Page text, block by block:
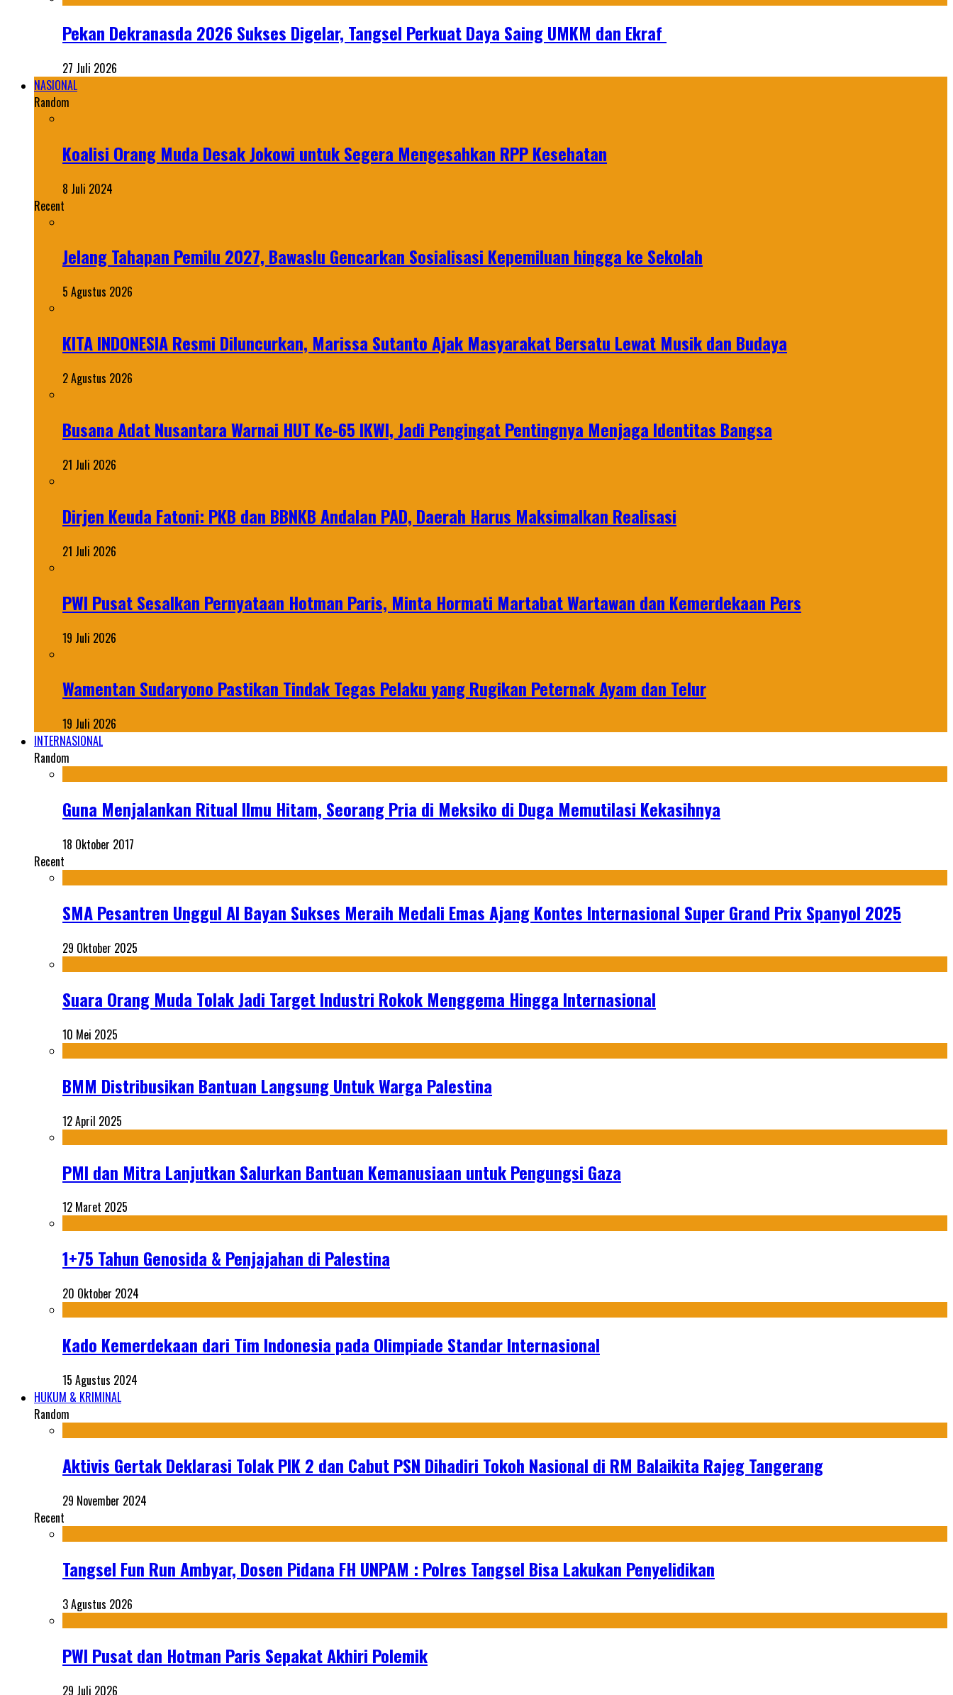
Pekan Dekranasda 2026 Sukses Digelar, Tangsel Perkuat Daya Saing UMKM dan Ekraf
27 Juli 2026
NASIONAL
Random
Koalisi Orang Muda Desak Jokowi untuk Segera Mengesahkan RPP Kesehatan
8 Juli 2024
Recent
Jelang Tahapan Pemilu 2027, Bawaslu Gencarkan Sosialisasi Kepemiluan hingga ke Sekolah
5 Agustus 2026
KITA INDONESIA Resmi Diluncurkan, Marissa Sutanto Ajak Masyarakat Bersatu Lewat Musik dan Budaya
2 Agustus 2026
Busana Adat Nusantara Warnai HUT Ke-65 IKWI, Jadi Pengingat Pentingnya Menjaga Identitas Bangsa
21 Juli 2026
Dirjen Keuda Fatoni: PKB dan BBNKB Andalan PAD, Daerah Harus Maksimalkan Realisasi
21 Juli 2026
PWI Pusat Sesalkan Pernyataan Hotman Paris, Minta Hormati Martabat Wartawan dan Kemerdekaan Pers
19 Juli 2026
Wamentan Sudaryono Pastikan Tindak Tegas Pelaku yang Rugikan Peternak Ayam dan Telur
19 Juli 2026
INTERNASIONAL
Random
Guna Menjalankan Ritual Ilmu Hitam, Seorang Pria di Meksiko di Duga Memutilasi Kekasihnya
18 Oktober 2017
Recent
SMA Pesantren Unggul Al Bayan Sukses Meraih Medali Emas Ajang Kontes Internasional Super Grand Prix Spanyol 2025
29 Oktober 2025
Suara Orang Muda Tolak Jadi Target Industri Rokok Menggema Hingga Internasional
10 Mei 2025
BMM Distribusikan Bantuan Langsung Untuk Warga Palestina
12 April 2025
PMI dan Mitra Lanjutkan Salurkan Bantuan Kemanusiaan untuk Pengungsi Gaza
12 Maret 2025
1+75 Tahun Genosida & Penjajahan di Palestina
20 Oktober 2024
Kado Kemerdekaan dari Tim Indonesia pada Olimpiade Standar Internasional
15 Agustus 2024
HUKUM & KRIMINAL
Random
Aktivis Gertak Deklarasi Tolak PIK 2 dan Cabut PSN Dihadiri Tokoh Nasional di RM Balaikita Rajeg Tangerang
29 November 2024
Recent
Tangsel Fun Run Ambyar, Dosen Pidana FH UNPAM : Polres Tangsel Bisa Lakukan Penyelidikan
3 Agustus 2026
PWI Pusat dan Hotman Paris Sepakat Akhiri Polemik
29 Juli 2026